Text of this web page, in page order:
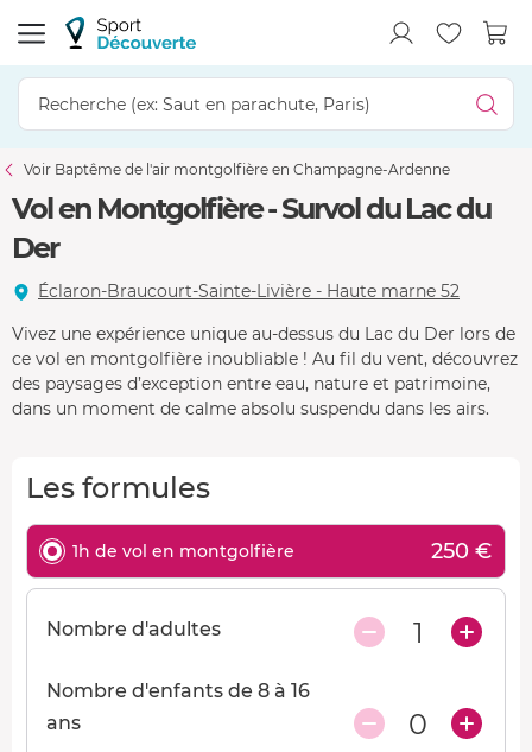
Voir Baptême de l'air montgolfière en Champagne-Ardenne
Vol en Montgolfière - Survol du Lac du
Der
Éclaron-Braucourt-Sainte-Livière - Haute marne 52
Vivez une expérience unique au-dessus du Lac du Der lors de
ce vol en montgolfière inoubliable ! Au fil du vent, découvrez
des paysages d’exception entre eau, nature et patrimoine,
dans un moment de calme absolu suspendu dans les airs.
Les formules
1h de vol en montgolfière 250 €
Nombre d'adultes 1
Nombre d'enfants de 8 à 16
ans
0